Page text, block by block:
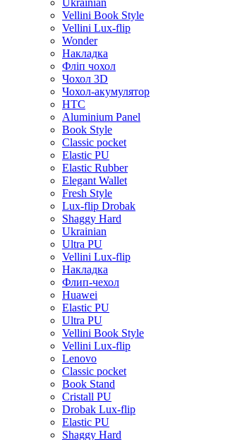
Ukrainian
Vellini Book Style
Vellini Lux-flip
Wonder
Накладка
Фліп чохол
Чохол 3D
Чохол-акумулятор
HTC
Aluminium Panel
Book Style
Classic pocket
Elastic PU
Elastic Rubber
Elegant Wallet
Fresh Style
Lux-flip Drobak
Shaggy Hard
Ukrainian
Ultra PU
Vellini Lux-flip
Накладка
Флип-чехол
Huawei
Elastic PU
Ultra PU
Vellini Book Style
Vellini Lux-flip
Lenovo
Classic pocket
Book Stand
Cristall PU
Drobak Lux-flip
Elastic PU
Shaggy Hard